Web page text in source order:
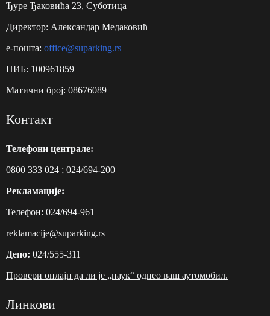
Ђуре Ђаковића 23, Суботица
Директор: Александар Медаковић
e-пошта: office@suparking.rs
ПИБ: 100961859
Матични број: 08676089
Контакт
Телефони централе:
0800 333 024 ; 024/694-200
Рекламације:
Телефон: 024/694-961
reklamacije@suparking.rs
Депо: 024/555-311
Провери онлајн да ли је „паук“ однео ваш аутомобил.
Линкови